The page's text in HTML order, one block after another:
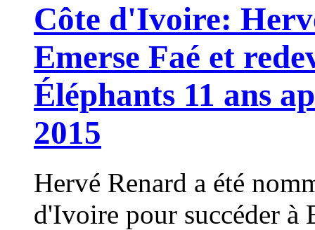
Côte d'Ivoire:
Emerse Faé et
Éléphants 11 ans
2015
Hervé Renard a été
d'Ivoire pour succéder à